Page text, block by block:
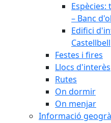
Espècies:
– Banc
Edifici
Castellbell
Festes i fires
Llocs d'interès
Rutes
On dormir
On menjar
Informació